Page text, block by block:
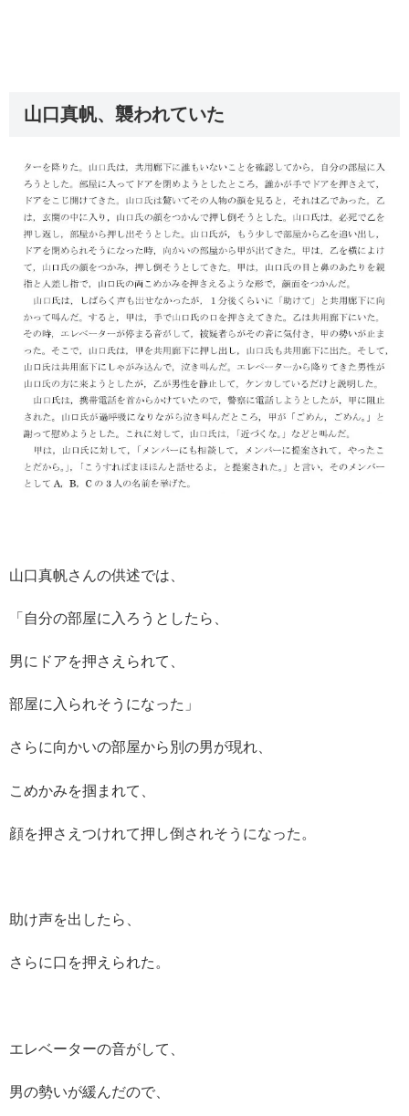
山口真帆、襲われていた
山口真帆さんの供述では、
「自分の部屋に入ろうとしたら、
男にドアを押さえられて、
部屋に入られそうになった」
さらに向かいの部屋から別の男が現れ、
こめかみを掴まれて、
顔を押さえつけれて押し倒されそうになった。
助け声を出したら、
さらに口を押えられた。
エレベーターの音がして、
男の勢いが緩んだので、